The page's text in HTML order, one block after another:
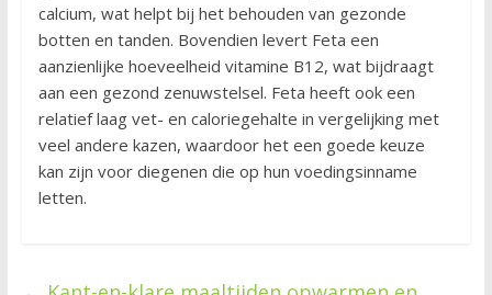
calcium, wat helpt bij het behouden van gezonde
botten en tanden. Bovendien levert Feta een
aanzienlijke hoeveelheid vitamine B12, wat bijdraagt
aan een gezond zenuwstelsel. Feta heeft ook een
relatief laag vet- en caloriegehalte in vergelijking met
veel andere kazen, waardoor het een goede keuze
kan zijn voor diegenen die op hun voedingsinname
letten.